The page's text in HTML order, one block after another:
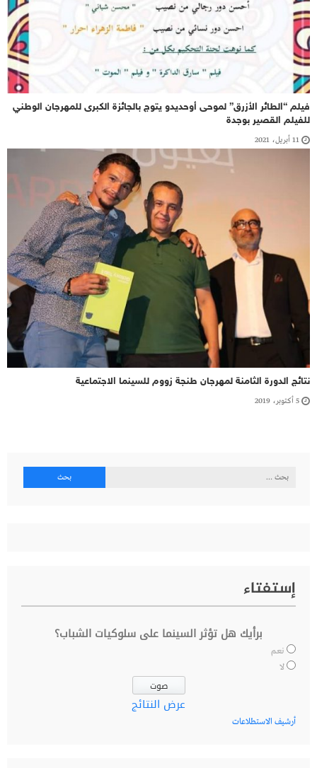
فيلم “الطائر الأزرق” لموحى أوحديدو يتوج بالجائزة الكبرى للمهرجان الوطني
للفيلم القصير بوجدة
11 أبريل، 2021
نتائج الدورة الثامنة لمهرجان طنجة زووم للسينما الاجتماعية
5 أكتوبر، 2019
البحث
إستفتاء
برأيك هل تؤثر السينما على سلوكيات الشباب؟
نعم
لا
عرض النتائج
أرشيف الاستطلاعات